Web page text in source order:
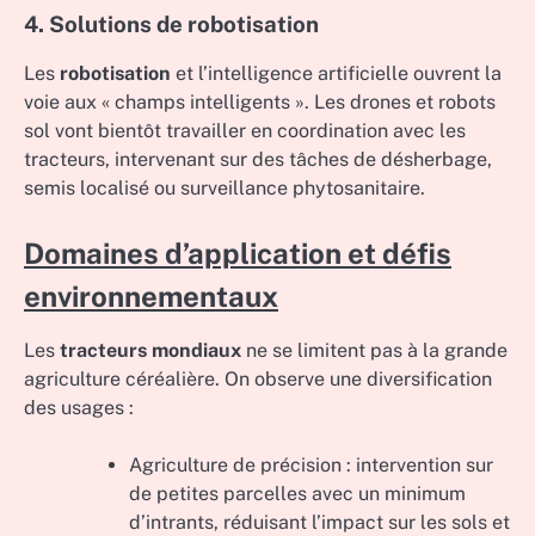
4. Solutions de robotisation
Les robotisation et l’intelligence artificielle ouvrent la
voie aux « champs intelligents ». Les drones et robots
sol vont bientôt travailler en coordination avec les
tracteurs, intervenant sur des tâches de désherbage,
semis localisé ou surveillance phytosanitaire.
Domaines d’application et défis
environnementaux
Les tracteurs mondiaux ne se limitent pas à la grande
agriculture céréalière. On observe une diversification
des usages :
Agriculture de précision : intervention sur
de petites parcelles avec un minimum
d’intrants, réduisant l’impact sur les sols et